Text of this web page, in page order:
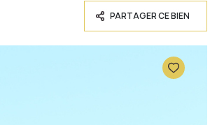
PARTAGER CE BIEN